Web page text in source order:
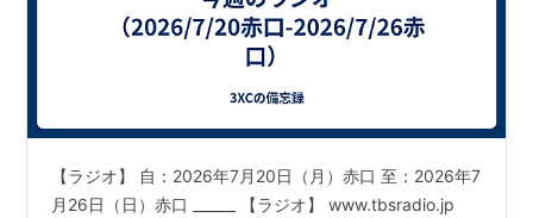
【ラジオ】 自：2026年7月20日（月）赤口 至：2026年7
月26日（日）赤口 ______ 【ラジオ】 www.tbsradio.jp